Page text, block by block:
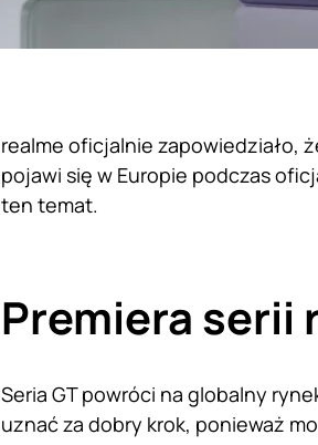
realme oficjalnie zapowiedziało,
pojawi się w Europie podczas
ten temat.
Premiera serii
Seria GT powróci na globalny
uznać za dobry krok, ponieważ